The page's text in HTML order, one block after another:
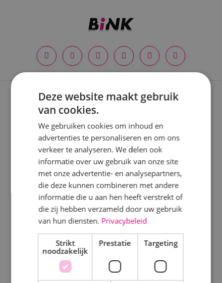
Expertises
Nieuwbouwprojecten
Verbouwprojecten
Energieneutraal bouwen
Onderhoud
Keuringen
Disciplines
Elektrotechniek
Deze website maakt gebruik
van cookies.
We gebruiken cookies om inhoud en
advertenties te personaliseren en om ons
verkeer te analyseren. We delen ook
informatie over uw gebruik van onze site
met onze advertentie- en analysepartners,
die deze kunnen combineren met andere
informatie die u aan hen heeft verstrekt of
die zij hebben verzameld door uw gebruik
van hun diensten. Privacybeleid
Strikt
noodzakelijk
Prestatie Targeting